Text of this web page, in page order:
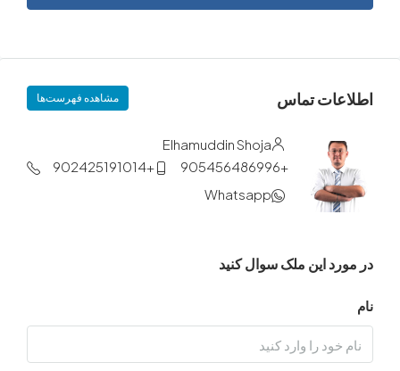
تماس مشاهده فهرست‌ها
Elhamuddin Shoja
+902425191014
+905456486996
Whatsapp
این ملک سوال کنید